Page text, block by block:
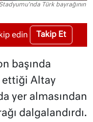
Türk bayrağının
edin Takip Et
başında
ettiği Altay
yer almasından
dalgalandırdı.